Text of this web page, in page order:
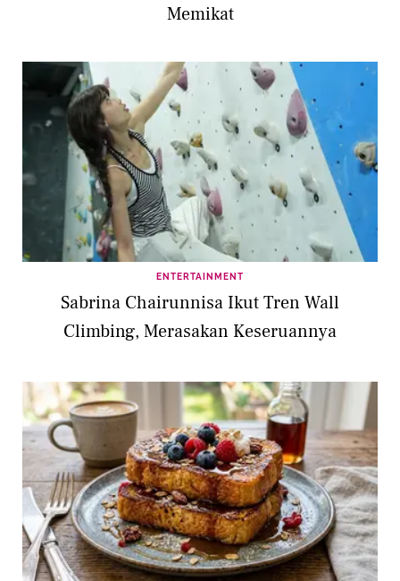
Memikat
ENTERTAINMENT
Sabrina Chairunnisa Ikut Tren Wall
Climbing, Merasakan Keseruannya